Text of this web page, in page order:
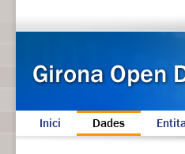
Inici Dades